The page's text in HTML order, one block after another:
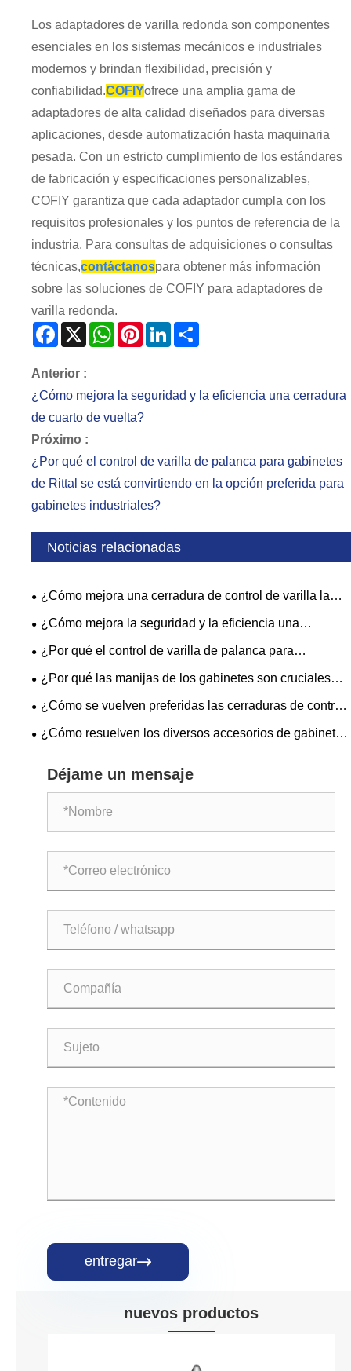
Los adaptadores de varilla redonda son componentes
esenciales en los sistemas mecánicos e industriales
modernos y brindan flexibilidad, precisión y
confiabilidad.COFIYofrece una amplia gama de
adaptadores de alta calidad diseñados para diversas
aplicaciones, desde automatización hasta maquinaria
pesada. Con un estricto cumplimiento de los estándares
de fabricación y especificaciones personalizables,
COFIY garantiza que cada adaptador cumpla con los
requisitos profesionales y los puntos de referencia de la
industria. Para consultas de adquisiciones o consultas
técnicas,contáctanospara obtener más información
sobre las soluciones de COFIY para adaptadores de
varilla redonda.
Facebook
X WhatsAppPinterestLinkedIn
Anterior :
¿Cómo mejora la seguridad y la eficiencia una cerradura
de cuarto de vuelta?
Próximo :
¿Por qué el control de varilla de palanca para gabinetes
de Rittal se está convirtiendo en la opción preferida para
gabinetes industriales?
Noticias relacionadas
¿Cómo mejora una cerradura de control de varilla la
seguridad y la eficiencia de las puertas industriales?
¿Cómo mejora la seguridad y la eficiencia una
cerradura de cuarto de vuelta?
¿Por qué el control de varilla de palanca para
gabinetes de Rittal se está convirtiendo en la opción
¿Por qué las manijas de los gabinetes son cruciales
para el diseño de muebles y cocinas modernas?
¿Cómo se vuelven preferidas las cerraduras de control
de varilla para escenarios de control y protección con sus
¿Cómo resuelven los diversos accesorios de gabinetes
satisfacción del usuario en las funciones básicas, de
almacenamiento y de seguridad?
Déjame un mensaje
entregar
nuevos productos